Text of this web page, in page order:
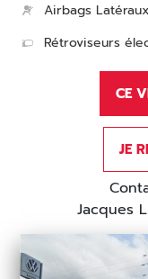
Airbags Latéraux
Rétroviseurs
CE
JE
Jacques